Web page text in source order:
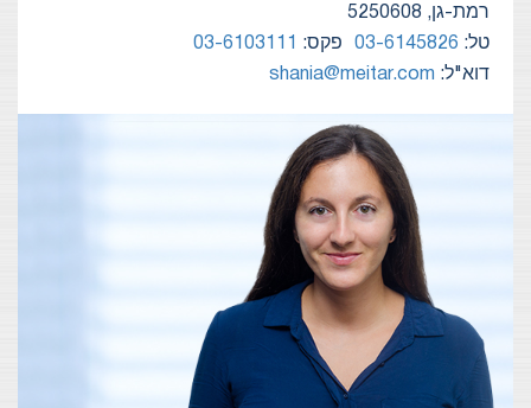
רמת-גן, 5250608
טל: 03-6145826 פקס:
03-6103111
דוא"ל: shania@meitar.com